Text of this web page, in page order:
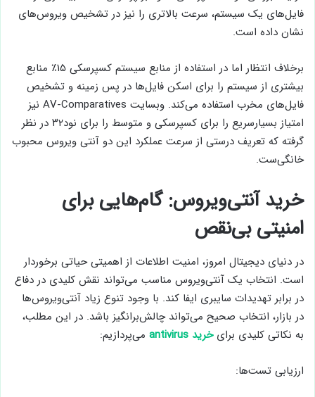
فایل‌های یک سیستم، سرعت بالاتری را نیز در تشخیص ویروس‌های
نشان داده است.
برخلاف انتظار اما در استفاده از منابع سیستم کسپرسکی ۱۵٪ منابع
بیشتری از سیستم را برای اسکن فایل‌ها در پس زمینه و تشخیص
فایل‌های مخرب استفاده می‌کند. وبسایت AV-Comparatives نیز
امتیاز بسیارسریع را برای کسپرسکی و متوسط را برای نود۳۲ در نظر
گرفته که تعریف درستی از سرعت عملکرد این دو آنتی ویروس محبوب
خانگی‌ست.
خرید آنتی‌ویروس: گام‌هایی برای
امنیتی بی‌نقص
در دنیای دیجیتال امروز، امنیت اطلاعات از اهمیتی حیاتی برخوردار
است. انتخاب یک آنتی‌ویروس مناسب می‌تواند نقش کلیدی در دفاع
در برابر تهدیدات سایبری ایفا کند. با وجود تنوع زیاد آنتی‌ویروس‌ها
در بازار، انتخاب صحیح می‌تواند چالش‌برانگیز باشد. در این مطلب،
به نکاتی کلیدی برایخرید antivirus می‌پردازیم:
ارزیابی تست‌ها: